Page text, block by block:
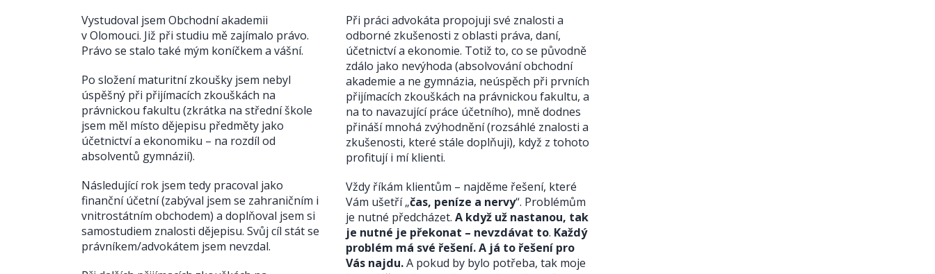
Vystudoval jsem Obchodní akademii
v Olomouci. Již při studiu mě zajímalo právo.
Právo se stalo také mým koníčkem a vášní.
Po složení maturitní zkoušky jsem nebyl
úspěšný při přijímacích zkouškách na
právnickou fakultu (zkrátka na střední škole
jsem měl místo dějepisu předměty jako
účetnictví a ekonomiku – na rozdíl od
absolventů gymnázií).
Následující rok jsem tedy pracoval jako
finanční účetní (zabýval jsem se zahraničním i
vnitrostátním obchodem) a doplňoval jsem si
samostudiem znalosti dějepisu. Svůj cíl stát se
právníkem/advokátem jsem nevzdal.
Při práci advokáta propojuji své znalosti a
odborné zkušenosti z oblasti práva, daní,
účetnictví a ekonomie. Totiž to, co se původně
zdálo jako nevýhoda (absolvování obchodní
akademie a ne gymnázia, neúspěch při prvních
přijímacích zkouškách na právnickou fakultu, a
na to navazující práce účetního), mně dodnes
přináší mnohá zvýhodnění (rozsáhlé znalosti a
zkušenosti, které stále doplňuji), když z tohoto
profitují i mí klienti.
Vždy říkám klientům – najděme řešení, které
Vám ušetří „čas, peníze a nervy“. Problémům
je nutné předcházet. A když už nastanou, tak
je nutné je překonat – nevzdávat to. Každý
problém má své řešení. A já to řešení pro
Vás najdu.A pokud by bylo potřeba, tak moje